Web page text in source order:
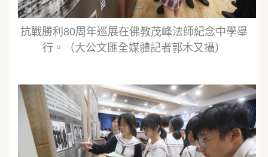
抗戰勝利80周年巡展在佛教茂峰法師紀念中學舉
行。（大公文匯全媒體記者郭木又攝）